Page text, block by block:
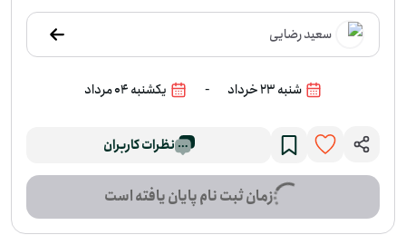
حل را دارند و می‌توانند با دقت و مسئولیت‌پذیری در روند نصب شیشه کمک کنند. اگر ب
رای انجام این کار وقت و آمادگی دارید، می‌توانید به این فرصت بپیوندید.
سعید رضایی
شنبه 23 خرداد - یکشنبه 04 مرداد
نظرات کاربران
زمان ثبت نام پایان یافته است